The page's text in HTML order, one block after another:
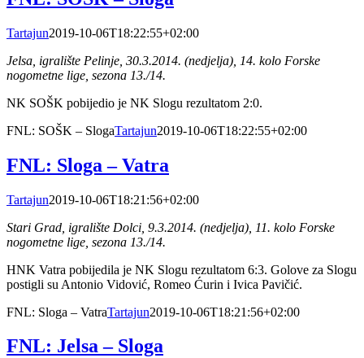
Tartajun2019-10-06T18:22:55+02:00
Jelsa, igralište Pelinje, 30.3.2014. (nedjelja), 14. kolo Forske
nogometne lige, sezona 13./14.
NK SOŠK pobijedio je NK Slogu rezultatom 2:0.
FNL: SOŠK – SlogaTartajun2019-10-06T18:22:55+02:00
FNL: Sloga – Vatra
Tartajun2019-10-06T18:21:56+02:00
Stari Grad, igralište Dolci, 9.3.2014. (nedjelja), 11. kolo Forske
nogometne lige, sezona 13./14.
HNK Vatra pobijedila je NK Slogu rezultatom 6:3. Golove za Slogu
postigli su Antonio Vidović, Romeo Ćurin i Ivica Pavičić.
FNL: Sloga – VatraTartajun2019-10-06T18:21:56+02:00
FNL: Jelsa – Sloga